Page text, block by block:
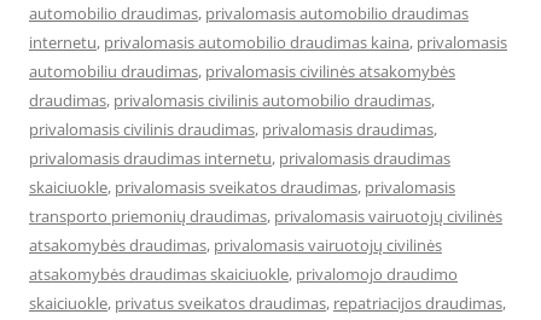
automobilio draudimas, privalomasis automobilio draudimas
internetu, privalomasis automobilio draudimas kaina, privalomasis
automobiliu draudimas, privalomasis civilinės atsakomybės
draudimas, privalomasis civilinis automobilio draudimas,
privalomasis civilinis draudimas, privalomasis draudimas,
privalomasis draudimas internetu, privalomasis draudimas
skaiciuokle, privalomasis sveikatos draudimas, privalomasis
transporto priemonių draudimas, privalomasis vairuotojų civilinės
atsakomybės draudimas, privalomasis vairuotojų civilinės
atsakomybės draudimas skaiciuokle, privalomojo draudimo
skaiciuokle, privatus sveikatos draudimas, repatriacijos draudimas,